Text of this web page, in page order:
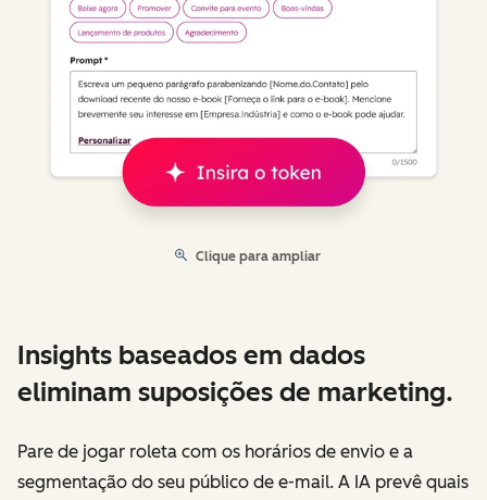
Clique para ampliar
Insights baseados em dados
eliminam suposições de marketing.
Pare de jogar roleta com os horários de envio e a
segmentação do seu público de e-mail. A IA prevê quais